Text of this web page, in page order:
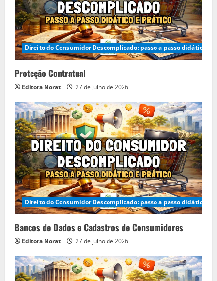
Direito do Consumidor Descomplicado: passo a passo didático e
Proteção Contratual
Editora Norat 27 de julho de 2026
Direito do Consumidor Descomplicado: passo a passo didático e
Bancos de Dados e Cadastros de Consumidores
Editora Norat 27 de julho de 2026